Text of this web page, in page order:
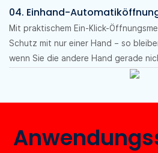
04. Einhand-
Mit praktischem Ein-Klick-
Schutz mit nur einer Hand – so
wenn Sie die andere Hand gerade